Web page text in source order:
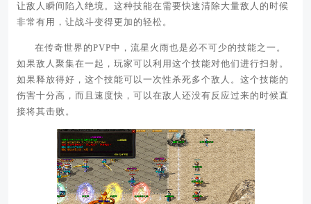
让敌人瞬间陷入绝境。这种技能在需要快速清除大量敌人的时候
非常有用，让战斗变得更加的轻松。
在传奇世界的PVP中，流星火雨也是必不可少的技能之一。
如果敌人聚集在一起，玩家可以利用这个技能对他们进行扫射。
如果释放得好，这个技能可以一次性杀死多个敌人。这个技能的
伤害十分高，而且速度快，可以在敌人还没有反应过来的时候直
接将其击败。